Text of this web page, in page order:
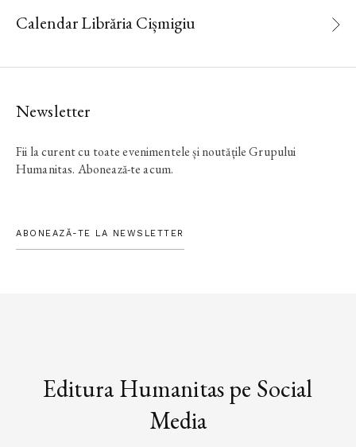
Calendar Librăria Cișmigiu
Newsletter
Fii la curent cu toate evenimentele și noutățile Grupului
Humanitas. Abonează-te acum.
ABONEAZĂ-TE LA NEWSLETTER
Editura Humanitas pe Social
Media